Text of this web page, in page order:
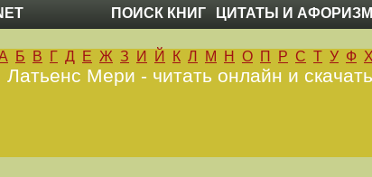
ПОИСК КНИГ ЦИТАТЫ И
Б В Г Д Е Ж З И Й К Л М Н О П Р С Т У Ф Х
Латьенс Мери - читать онлайн и